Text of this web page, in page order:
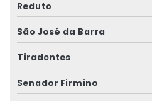
Reduto
São José da Barra
Tiradentes
Senador Firmino